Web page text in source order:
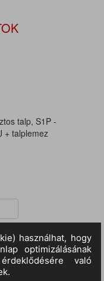
talp, S1P -
+ talplemez
szürke belső